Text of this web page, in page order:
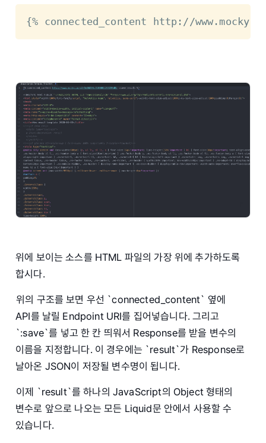
{% connected_content http://
위에 보이는 소스를 HTML 파일의 가장 위에 추가하도록
합시다.
위의 구조를 보면 우선 `connected_content` 옆에
API를 날릴 Endpoint URI를 집어넣습니다. 그리고
`:save`를 넣고 한 칸 띄워서 Response를 받을 변수의
이름을 지정합니다. 이 경우에는 `result`가 Response로
날아온 JSON이 저장될 변수명이 됩니다.
이제 `result`를 하나의 JavaScript의 Object 형태의
변수로 앞으로 나오는 모든 Liquid문 안에서 사용할 수
있습니다.